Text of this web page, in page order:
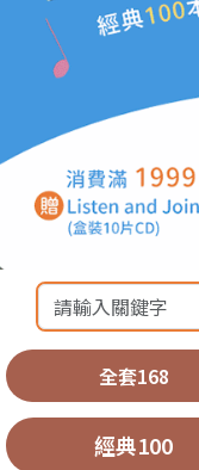
全套168
經典100